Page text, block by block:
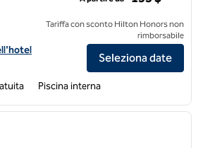
Embassy Suites by Hilton Pittsburgh
Tariffa con sconto Hilton Honors non
rimborsabile
Seleziona date
Piscina interna